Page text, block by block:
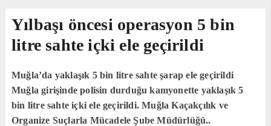
Yılbaşı öncesi operasyon 5 bin
litre sahte içki ele geçirildi
Muğla’da yaklaşık 5 bin litre sahte şarap ele geçirildi
Muğla girişinde polisin durduğu kamyonette yaklaşık 5
bin litre sahte içki ele geçirildi. Muğla Kaçakçılık ve
Organize Suçlarla Mücadele Şube Müdürlüğü..